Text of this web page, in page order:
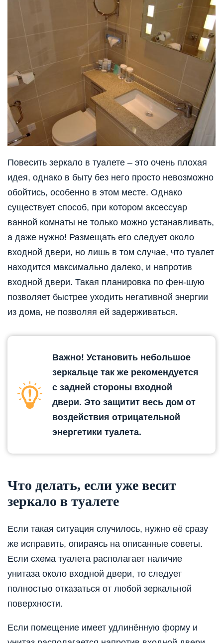
Повесить зеркало в туалете – это очень плохая
идея, однако в быту без него просто невозможно
обойтись, особенно в этом месте. Однако
существует способ, при котором аксессуар
ванной комнаты не только можно устанавливать,
а даже нужно! Размещать его следует около
входной двери, но лишь в том случае, что туалет
находится максимально далеко, и напротив
входной двери. Такая планировка по фен-шую
позволяет быстрее уходить негативной энергии
из дома, не позволяя ей задерживаться.
Важно! Установить небольшое
зеркальце так же рекомендуется
с задней стороны входной
двери. Это защитит весь дом от
воздействия отрицательной
энергетики туалета.
Что делать, если уже весит
зеркало в туалете
Если такая ситуация случилось, нужно её сразу
же исправить, опираясь на описанные советы.
Если схема туалета располагает наличие
унитаза около входной двери, то следует
полностью отказаться от любой зеркальной
поверхности.
Если помещение имеет удлинённую форму и